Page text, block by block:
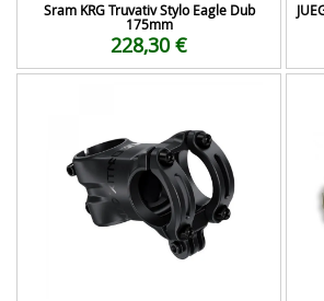
Sram KRG Truvativ Stylo Eagle Dub
175mm
228,30 €